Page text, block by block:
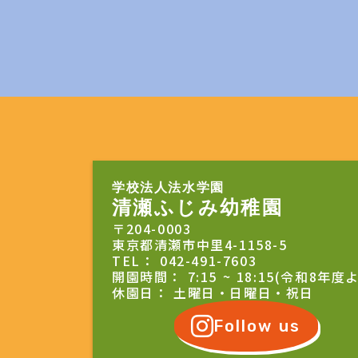
学校法人法水学園
清瀬ふじみ幼稚園
〒204-0003
東京都清瀬市中里4-1158-5
TEL： 042-491-7603
開園時間： 7:15 ~ 18:15(令和8年度
休園日： 土曜日・日曜日・祝日
Follow us